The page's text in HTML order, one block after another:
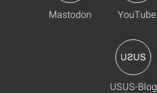
Mastodon YouTube
USUS-Blog